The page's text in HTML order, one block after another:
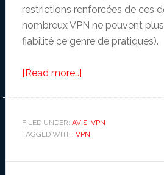
restrictions renforcées de ces
nombreux VPN ne peuvent
fiabilité ce genre de pratiques).
[Read more…]about
VPN
pour
FILED UNDER: AVIS, VPN
TAGGED WITH: VPN